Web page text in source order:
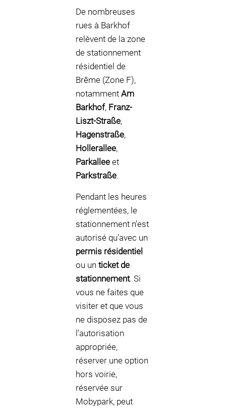
De nombreuses
rues à Barkhof
relèvent de la zone
de stationnement
résidentiel de
Brême (Zone F),
notamment Am
Barkhof, Franz-
Liszt-Straße,
Hagenstraße,
Hollerallee,
Parkallee et
Parkstraße.
Pendant les heures
réglementées, le
stationnement n’est
autorisé qu’avec un
permis résidentiel
ou un ticket de
stationnement. Si
vous ne faites que
visiter et que vous
ne disposez pas de
l’autorisation
appropriée,
réserver une option
hors voirie,
réservée sur
Mobypark, peut